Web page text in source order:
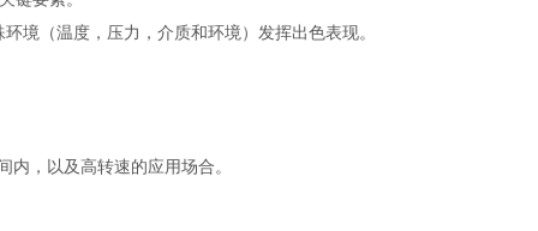
境（温度，压力，介质和环境）发挥出色表现。
，以及高转速的应用场合。